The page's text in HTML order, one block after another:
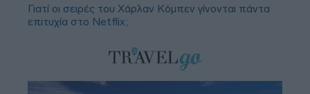
Γιατί οι σειρές του Χάρλαν Κόμπεν γίνονται πάντα
επιτυχία στο Netflix;